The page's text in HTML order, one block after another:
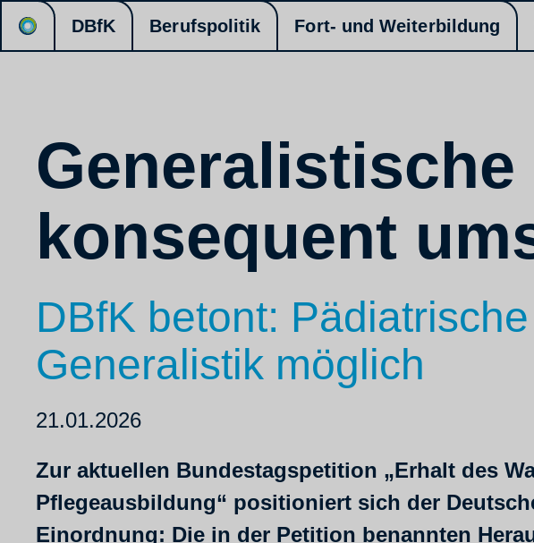
DBfK Berufspolitik Fort- und Weiterbildung
konsequent
DBfK betont:
Generalistik möglich
21.01.2026
Zur aktuellen Bundestagspetition „Erhalt des
Pflegeausbildung“ positioniert sich der
Einordnung: Die in der Petition benannten